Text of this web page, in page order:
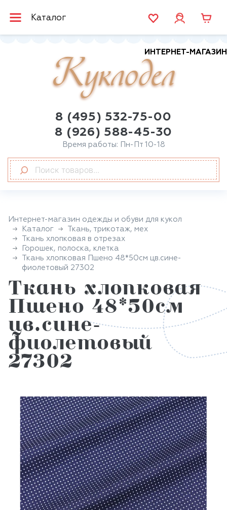
Каталог
ИНТЕРНЕТ-МАГАЗИН
Куклодел
8 (495) 532-75-00
8 (926) 588-45-30
Время работы: Пн-Пт 10-18
Интернет-магазин одежды и обуви для кукол
Каталог
Ткань, трикотаж, мех
Ткань хлопковая в отрезах
Горошек, полоска, клетка
Ткань хлопковая Пшено 48*50см цв.сине-
фиолетовый 27302
Ткань хлопковая
Пшено 48*50см
цв.сине-
фиолетовый
27302